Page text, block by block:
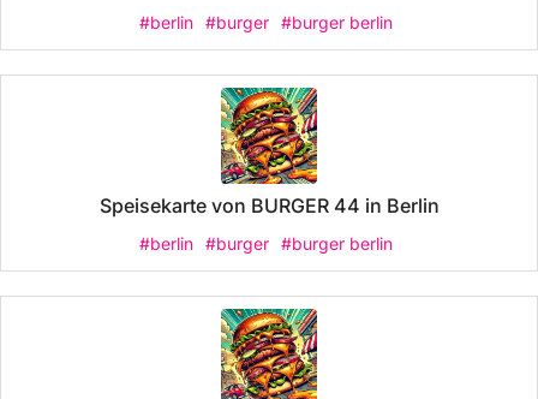
#berlin #burger #burger berlin
Speisekarte von BURGER 44 in Berlin
#berlin #burger #burger berlin